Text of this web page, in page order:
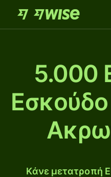
5.000
Κάνε μετατροπή